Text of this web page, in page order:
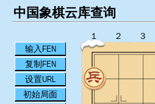
中国象棋云库查询
输入FEN
复制FEN
设置URL
初始局面
１ ２ ３